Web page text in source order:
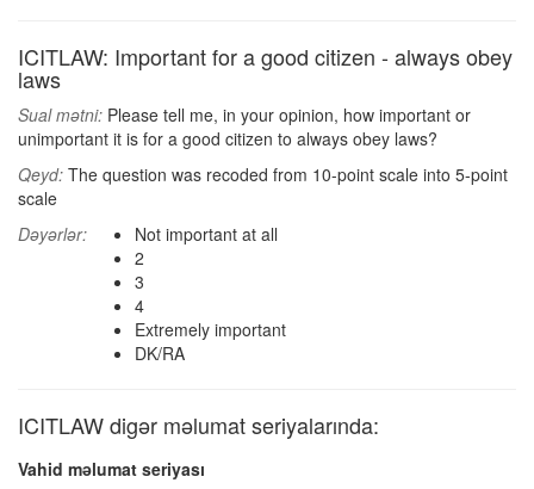
ICITLAW: Important for a good citizen - always obey
laws
Sual mətni: Please tell me, in your opinion, how important or
unimportant it is for a good citizen to always obey laws?
Qeyd: The question was recoded from 10-point scale into 5-point
scale
Dəyərlər:
Not important at all
2
3
4
Extremely important
DK/RA
ICITLAW digər məlumat seriyalarında:
Vahid məlumat seriyası